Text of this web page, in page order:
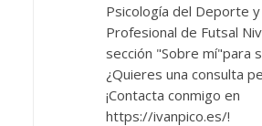
Psicología del Deporte
Profesional de Futsal
sección "Sobre mí"para
¿Quieres una consulta
¡Contacta conmigo en
https://ivanpico.es/!